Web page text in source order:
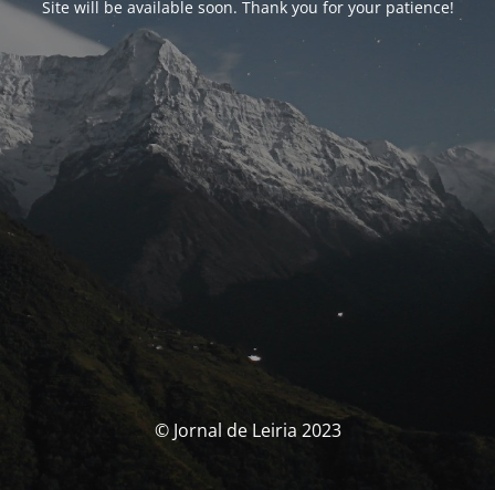
Site will be available soon. Thank you for your patience!
© Jornal de Leiria 2023